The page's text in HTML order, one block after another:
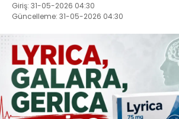
Giriş: 31-05-2026 04:30
Güncelleme: 31-05-2026 04:30